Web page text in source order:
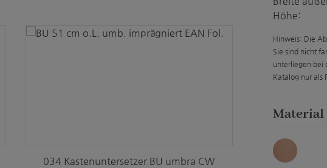
034 Kastenuntersetzer BU umbra CW
Höhe:
Hinweis: Die
Sie sind nicht
unterliegen bei
Katalog nur als
Material
Antique